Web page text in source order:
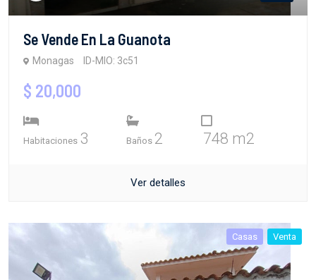
Se Vende En La Guanota
Monagas ID-MIO: 3c51
$ 20,000
Habitaciones 3 Baños 2 748 m2
Ver detalles
Casas Venta